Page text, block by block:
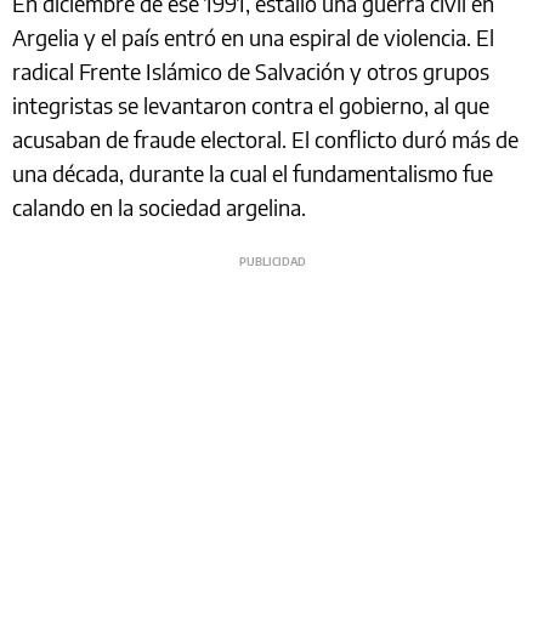
Argelia y el país entró en una espiral de violencia. El
radical Frente Islámico de Salvación y otros grupos
integristas se levantaron contra el gobierno, al que
acusaban de fraude electoral. El conflicto duró más de
una década, durante la cual el fundamentalismo fue
calando en la sociedad argelina.